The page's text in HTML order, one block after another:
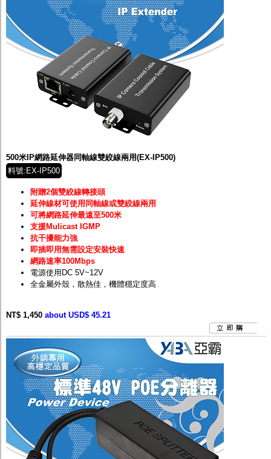
500米IP網路延伸器同軸線雙絞線兩用(EX-IP500)
料號:EX-IP500
附贈2個雙絞線轉接頭
延伸線材可使用同軸線或雙絞線兩用
可將網路延伸最遠至500米
支援Mulicast IGMP
抗干擾能力強
即插即用無需設定安裝快速
網路速率100Mbps
電源使用DC 5V~12V
全金屬外殼，散熱佳，機體穩定度高
NT$ 1,450 about USD$ 45.21